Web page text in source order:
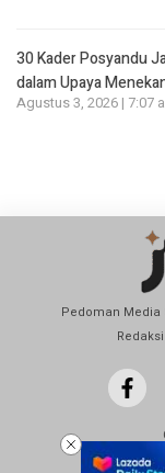
30 Kader Posyandu
dalam Upaya
Agustus 3, 2026 | 7:07
Pedoman Media
Redaksi